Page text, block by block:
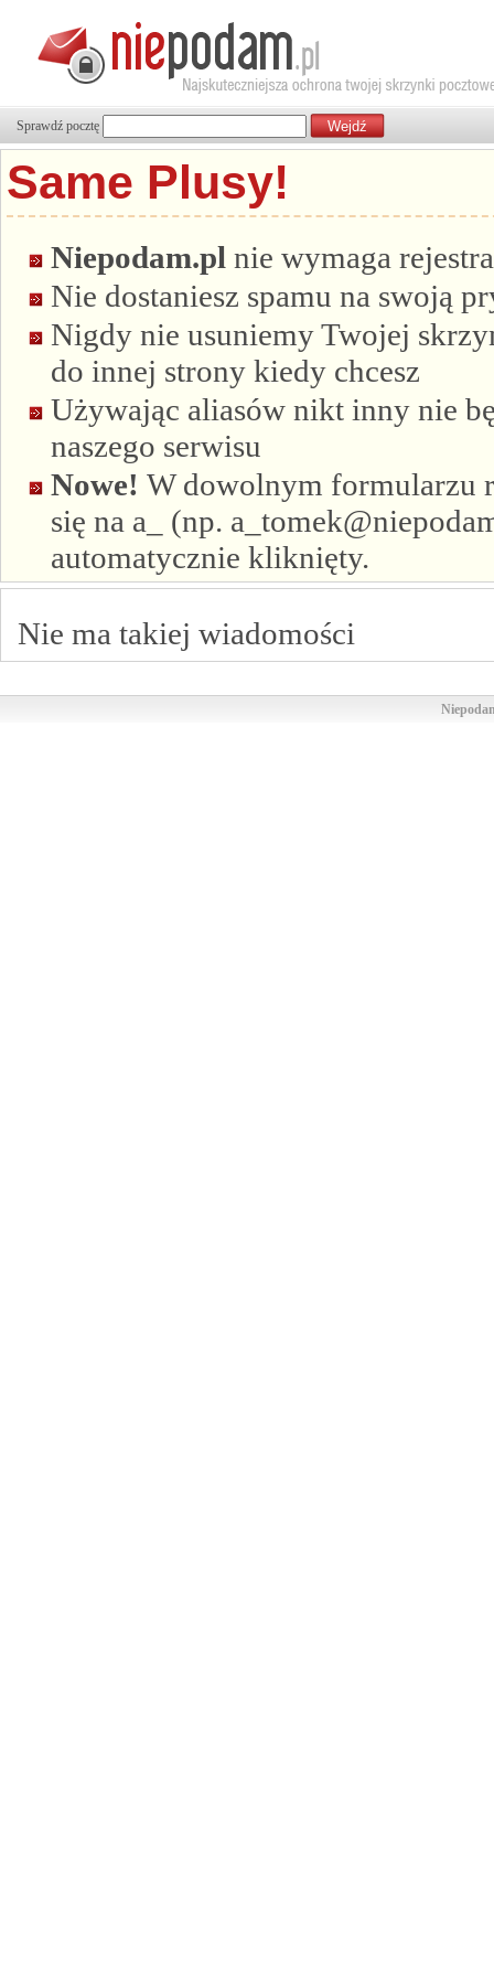
Sprawdź pocztę
Same Plusy!
Niepodam.pl nie wymaga
Nie dostaniesz spamu na swoją
Nigdy nie usuniemy Twojej
do innej strony kiedy chcesz
Używając aliasów nikt inny nie
naszego serwisu
Nowe! W dowolnym formularzu
się na a_ (np.
automatycznie kliknięty.
Nie ma takiej wiadomości